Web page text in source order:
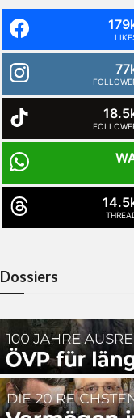
Dossiers